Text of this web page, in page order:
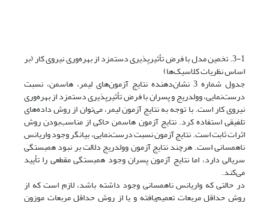
3-1. تخمین مدل با فرض تأثیرپذیری دستمزد از بهره‌وری نیروی کار (بر
اساس نظریات کلاسیک‌ها)
جدول شماره 3 نشان‌دهنده نتایج آزمون‌های لیمر، هاسمن، نسبت
درست‌نمایی، وولدریج و پسران با فرض تأثیرپذیری دستمزد از بهره‌وری
نیروی کار است. با توجه به نتایج آزمون لیمر، می‌توان از روش داده‌های
تلفیقی استفاده کرد. نتایج آزمون هاسمن حاکی از مناسب‌بودن روش
اثرات ثابت است. نتایج آزمون نسبت درست‌نمایی، بیانگر وجود واریانس
ناهمسانی است. هرچند نتایج آزمون وولدریج دلالت بر نبود همبستگی
سریالی دارد، اما نتایج آزمون پسران وجود همبستگی مقطعی را تأیید
می‌کند.
در حالتی که واریانس ناهمسانی وجود داشته باشد، لازم است که از
روش حداقل مربعات تعمیم‌یافته و یا از روش حداقل مربعات موزون